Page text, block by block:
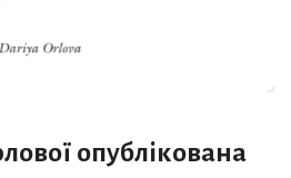
опублікована